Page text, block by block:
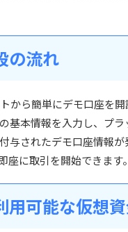
の流れ
から簡単にデモ口座を
基本情報を入力し、プ
与されたデモ口座情報
座に取引を開始できます。
用可能な仮想